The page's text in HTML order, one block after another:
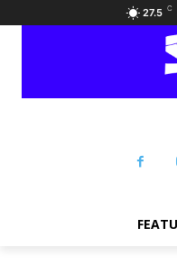
27.5 C